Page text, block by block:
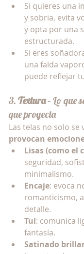
Si quieres una
y sobria, evita
y opta por una
estructurada.
Si eres
una falda
puede reflejar
3. Textura – Lo que
que proyecta
Las telas no solo se
provocan
Lisas (como el
seguridad,
minimalismo.
Encaje: evoca
romanticismo,
detalle.
Tul: comunica
fantasía.
Satinado